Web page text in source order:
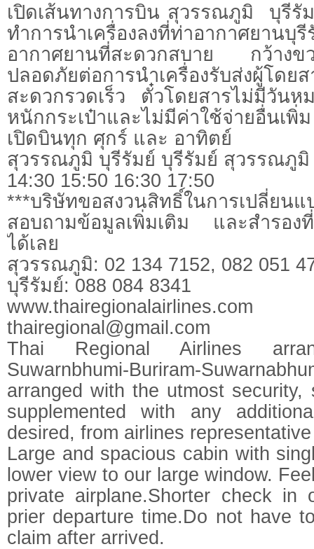
เปิดเส้นทางการบิน สุวรรณภูมิ  บุรี
ทำการนำเครื่องลงที่ท่าอากาศยา
อากาศยานที่สะดวกสบาย กว้าง
ปลอดภัยต่อการนำเครื่องรับส่งผู้โดยส
สะดวกรวดเร็ว ตั๋วโดยสารไม่มีวัน
หนักกระเป๋าและไม่มีค่าใช้จ่ายอื่นเพิ่ม
เปิดบินทุก ศุกร์ และ อาทิตย์
สุวรรณภูมิ บุรีรัมย์ บุรีรัมย์ สุวรรณภูมิ
14:30 15:50 16:30 17:50
***บริษัทขอสงวนสิทธิ์ในการเปลี่ยนแ
สอบถามข้อมูลเพิ่มเติม และสำรองที่
ได้เลย
สุวรรณภูมิ: 02 134 7152, 082 051
บุรีรัมย์: 088 084 8341
www.thairegionalairlines.com
thairegional@gmail.com
Thai Regional Airlines
Suwarnbhumi-Buriram-
arranged with the utmost
supplemented with any
desired, from airlines
Large and spacious cabin with
lower view to our large window.
private airplane.Shorter check in
prier departure time.Do not have
claim after arrived.